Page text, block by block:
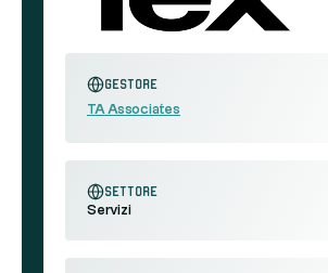
Gestore
TA Associates
settore
Servizi